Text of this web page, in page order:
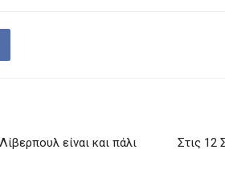
είναι και πάλι
Στις 12